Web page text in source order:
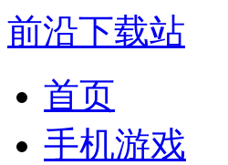
前沿下载站
首页
手机游戏